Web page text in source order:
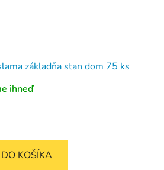
základňa stan dom 75 ks
ihneď
DO KOŠÍKA